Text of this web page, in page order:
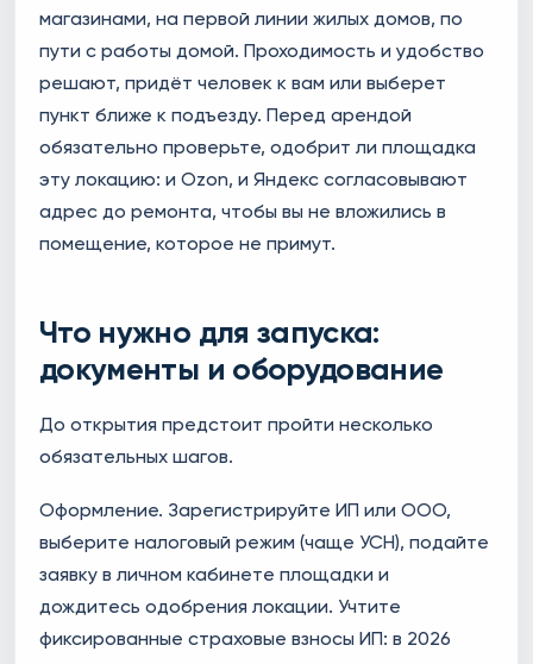
магазинами, на первой линии жилых домов, по
пути с работы домой. Проходимость и удобство
решают, придёт человек к вам или выберет
пункт ближе к подъезду. Перед арендой
обязательно проверьте, одобрит ли площадка
эту локацию: и Ozon, и Яндекс согласовывают
адрес до ремонта, чтобы вы не вложились в
помещение, которое не примут.
Что нужно для запуска:
документы и оборудование
До открытия предстоит пройти несколько
обязательных шагов.
Оформление. Зарегистрируйте ИП или ООО,
выберите налоговый режим (чаще УСН), подайте
заявку в личном кабинете площадки и
дождитесь одобрения локации. Учтите
фиксированные страховые взносы ИП: в 2026